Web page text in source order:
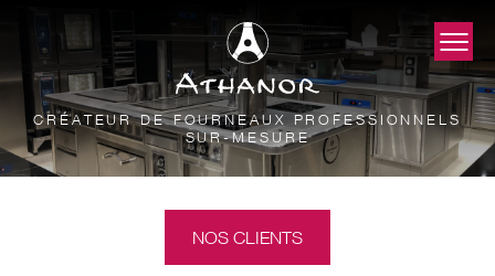
CRÉATEUR DE FOURNEAUX PROFESSIONNELS
SUR-MESURE
NOS CLIENTS